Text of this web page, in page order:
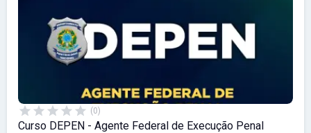
(0)
Curso DEPEN - Agente Federal de Execução Penal